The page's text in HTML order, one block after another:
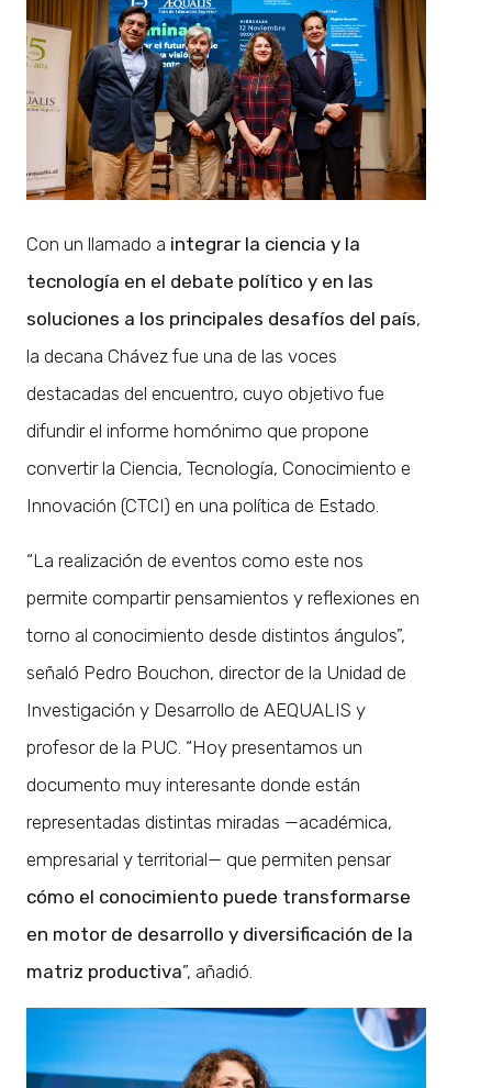
Con un llamado a integrar la ciencia y la
tecnología en el debate político y en las
soluciones a los principales desafíos del país,
la decana Chávez fue una de las voces
destacadas del encuentro, cuyo objetivo fue
difundir el informe homónimo que propone
convertir la Ciencia, Tecnología, Conocimiento e
Innovación (CTCI) en una política de Estado.
“La realización de eventos como este nos
permite compartir pensamientos y reflexiones en
torno al conocimiento desde distintos ángulos”,
señaló Pedro Bouchon, director de la Unidad de
Investigación y Desarrollo de AEQUALIS y
profesor de la PUC. “Hoy presentamos un
documento muy interesante donde están
representadas distintas miradas —académica,
empresarial y territorial— que permiten pensar
cómo el conocimiento puede transformarse
en motor de desarrollo y diversificación de la
matriz productiva”, añadió.